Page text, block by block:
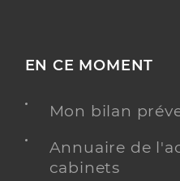
EN CE MOMENT
Mon bilan
Annuaire de
cabinets